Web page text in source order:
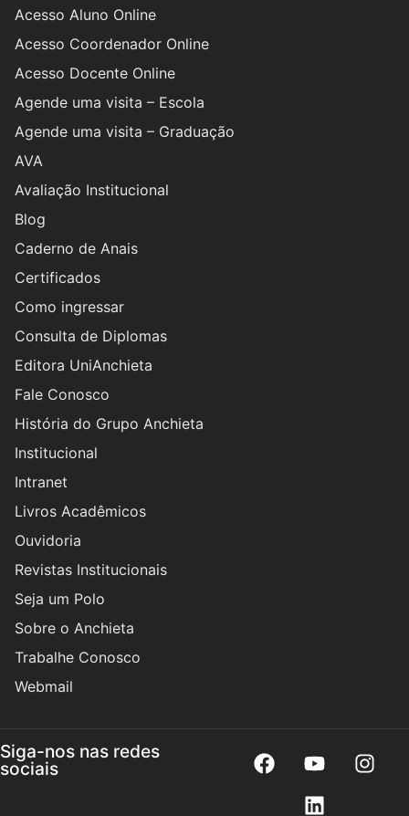
Acesso Aluno Online
Acesso Coordenador Online
Acesso Docente Online
Agende uma visita – Escola
Agende uma visita – Graduação
AVA
Avaliação Institucional
Blog
Caderno de Anais
Certificados
Como ingressar
Consulta de Diplomas
Editora UniAnchieta
Fale Conosco
História do Grupo Anchieta
Institucional
Intranet
Livros Acadêmicos
Ouvidoria
Revistas Institucionais
Seja um Polo
Sobre o Anchieta
Trabalhe Conosco
Webmail
Siga-nos nas redes
sociais